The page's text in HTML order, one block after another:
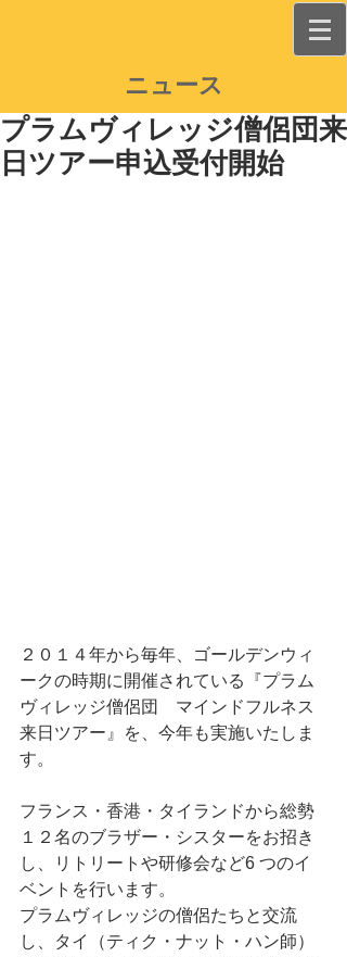
ニュース
プラムヴィレッジ僧侶団来
日ツアー申込受付開始
２０１４年から毎年、ゴールデンウィ
ークの時期に開催されている『プラム
ヴィレッジ僧侶団　マインドフルネス
来日ツアー』を、今年も実施いたしま
す。
フランス・香港・タイランドから総勢
１２名のブラザー・シスターをお招き
し、リトリートや研修会など6 つのイ
ベントを行います。
プラムヴィレッジの僧侶たちと交流
し、タイ（ティク・ナット・ハン師）